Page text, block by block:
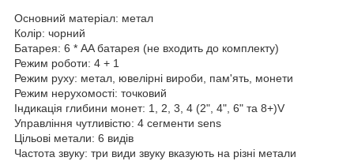
Основний матеріал: метал
Колір: чорний
Батарея: 6 * AA батарея (не входить до комплекту)
Режим роботи: 4 + 1
Режим руху: метал, ювелірні вироби, пам'ять, монети
Режим нерухомості: точковий
Індикація глибини монет: 1, 2, 3, 4 (2", 4", 6" та 8+)V
Управління чутливістю: 4 сегменти sens
Цільові метали: 6 видів
Частота звуку: три види звуку вказують на різні метали